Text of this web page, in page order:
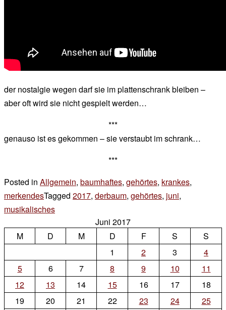
der nostalgie wegen darf sie im plattenschrank bleiben –
aber oft wird sie nicht gespielt werden…
***
genauso ist es gekommen – sie verstaubt im schrank…
***
Posted in Allgemein, baumhaftes, gehörtes, krankes,
merkendesTagged 2017, derbaum, gehörtes, juni,
musikalisches
KommentarJuni 2017
M
D M D F S
S
1
2 3
4
5
6 7 8 9 10
11
12
13 14 15 16 17
18
19
20 21 22 23 24 25